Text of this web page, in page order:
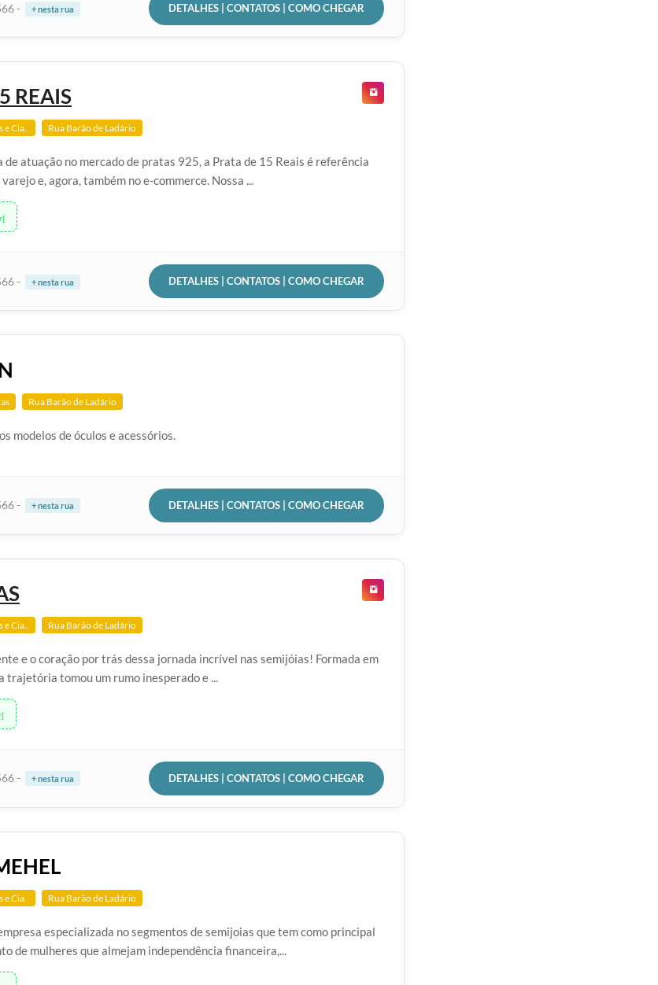
- + nesta rua DETALHES | CONTATOS | COMO CHEGAR
REAIS
e Cia.. Rua Barão de Ladário
de atuação no mercado de pratas 925, a Prata de 15 Reais é referência
e, agora, também no e-commerce. Nossa ...
- + nesta rua DETALHES | CONTATOS | COMO CHEGAR
Rua Barão de Ladário
modelos de óculos e acessórios.
- + nesta rua DETALHES | CONTATOS | COMO CHEGAR
e Cia.. Rua Barão de Ladário
e o coração por trás dessa jornada incrível nas semijóias! Formada em
trajetória tomou um rumo inesperado e ...
- + nesta rua DETALHES | CONTATOS | COMO CHEGAR
e Cia.. Rua Barão de Ladário
especializada no segmentos de semijoias que tem como principal
de mulheres que almejam independência financeira,...